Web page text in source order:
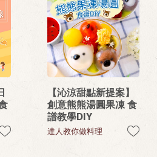
【沁涼甜點新提案】
創意熊熊湯圓果凍 食
譜教學DIY
達人教你做料理